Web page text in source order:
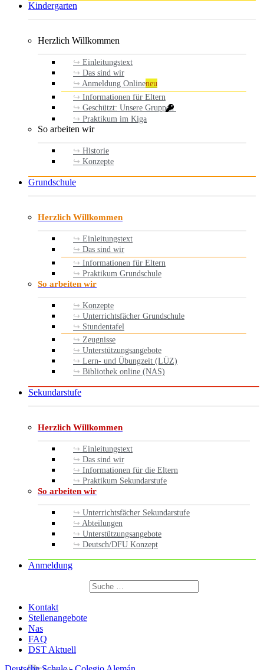
Kindergarten
Herzlich Willkommen
Einleitungstext
Das sind wir
Anmeldung Onlineneu
Informationen für Eltern
Geschützt: Unsere Gruppen
Praktikum im Kiga
So arbeiten wir
Historie
Konzepte
Grundschule
Herzlich Willkommen
Einleitungstext
Das sind wir
Informationen für Eltern
Praktikum Grundschule
So arbeiten wir
Konzepte
Unterrichtsfächer Grundschule
Stundentafel
Zeugnisse
Unterstützungsangebote
Lern- und Übungzeit (LÜZ)
Bibliothek online (NAS)
Sekundarstufe
Herzlich Willkommen
Einleitungstext
Das sind wir
Informationen für die Eltern
Praktikum Sekundarstufe
So arbeiten wir
Unterrichtsfächer Sekundarstufe
Abteilungen
Unterstützungsangebote
Deutsch/DFU Konzept
Anmeldung
Suchen
nach:
Kontakt
Stellenangebote
Nas
FAQ
DST Aktuell